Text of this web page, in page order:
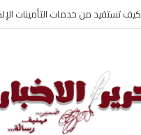
أحمد جابر حسين طه معلم القرآن لغير